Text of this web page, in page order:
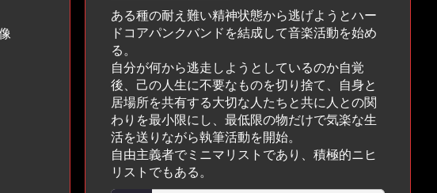
ある種の耐え難い精神状態から逃げようとハー
ドコアパンクバンドを結成して音楽活動を始め
る。
自分が何から逃走しようとしているのか自覚
後、己の人生に不要なものを切り捨て、自身と
居場所を共有する大切な人たちと共に人との関
わりを最小限にし、最低限の物だけで気楽な生
活を送りながら執筆活動を開始。
自由主義者でミニマリストであり、積極的ニヒ
リストでもある。